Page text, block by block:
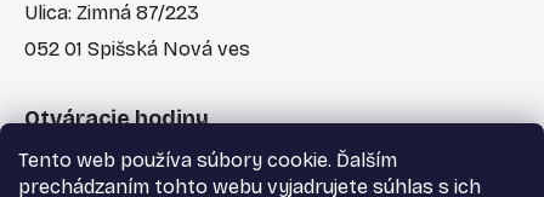
Tento web používa súbory cookie. Ďalším
prechádzaním tohto webu vyjadrujete súhlas s ich
Ulica: Zimná 87/223
052 01 Spišská Nová ves
Otváracie hodiny
Po-Pia: 7:30 - 17:00